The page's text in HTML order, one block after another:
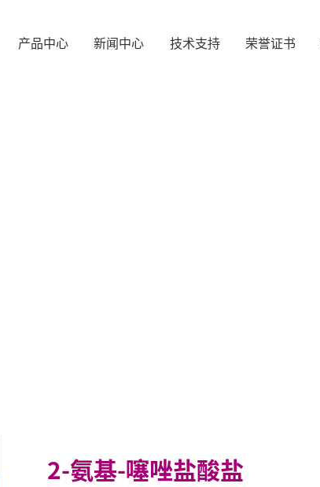
产品中心 新闻中心 技术支持 荣誉证书
2-氨基-噻唑盐酸盐